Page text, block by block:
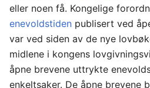
eller noen få. Kongelige
enevoldstiden publisert ved
var ved siden av de nye
midlene i kongens
åpne brevene uttrykte
enkeltsaker. De åpne brevene